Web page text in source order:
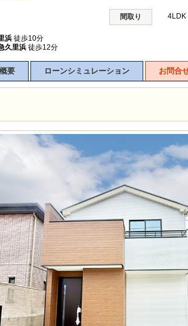
間取り
浜 徒歩10分
久里浜 徒歩12分
要 ローンシミュレーション お問合